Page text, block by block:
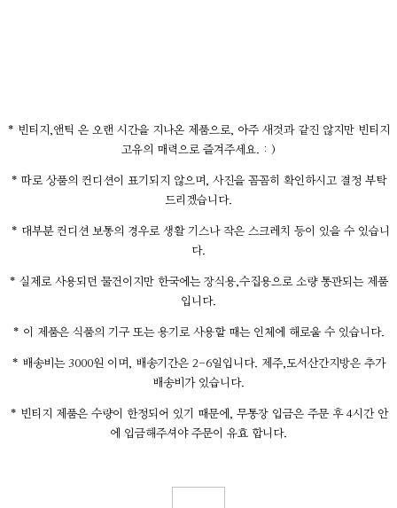
* 빈티지,앤틱 은 오랜 시간을 지나온 제품으로, 아주 새것과 같진 않지만 빈티지
고유의 매력으로 즐겨주세요. : )
* 따로 상품의 컨디션이 표기되지 않으며, 사진을 꼼꼼히 확인하시고 결정 부탁
드리겠습니다.
* 대부분 컨디션 보통의 경우로 생활 기스나 작은 스크레치 등이 있을 수 있습니
다.
* 실제로 사용되던 물건이지만 한국에는 장식용,수집용으로 소량 통관되는 제품
입니다.
* 이 제품은 식품의 기구 또는 용기로 사용할 때는 인체에 해로울 수 있습니다.
* 배송비는 3000원 이며, 배송기간은 2-6일입니다. 제주,도서산간지방은 추가
배송비가 있습니다.
* 빈티지 제품은 수량이 한정되어 있기 때문에, 무통장 입금은 주문 후 4시간 안
에 입금해주셔야 주문이 유효 합니다.